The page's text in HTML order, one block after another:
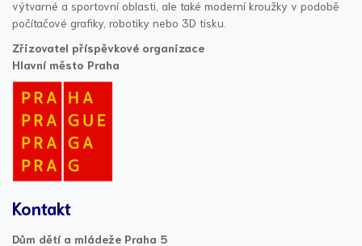
výtvarné a sportovní oblasti, ale také moderní kroužky v podobě
počítačové grafiky, robotiky nebo 3D tisku.
Zřizovatel příspěvkové organizace
Hlavní město Praha
Kontakt
Dům dětí a mládeže Praha 5